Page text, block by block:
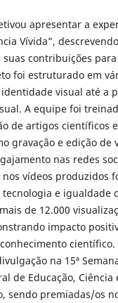
apresentar a
Vívida”,
contribuições
foi estruturado em
visual até a
A equipe foi
de artigos científicos
gravação e edição de
nas redes
vídeos produzidos
e igualdade
de 12.000
impacto
científico.
na 15ª
de Educação, Ciência
sendo premiadas/os